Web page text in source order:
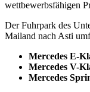
wettbewerbsfähigen
Der Fuhrpark des
Mailand nach Asti
Mercedes E-
Mercedes V-
Mercedes